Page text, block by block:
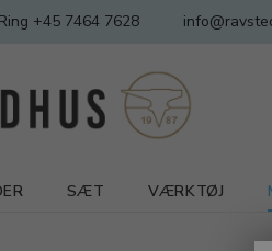
Ring +45 7464 7628
SÆT VÆRKTØJ